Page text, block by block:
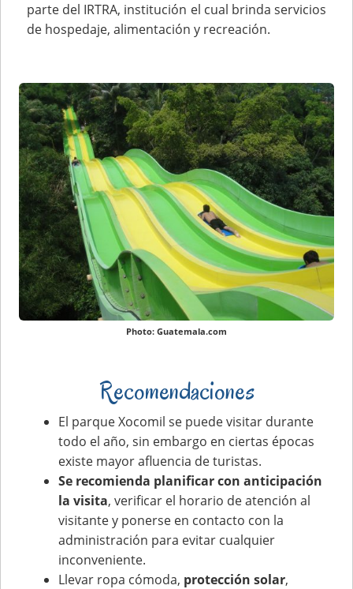
parte del IRTRA, institución el cual brinda servicios
de hospedaje, alimentación y recreación.
Photo: Guatemala.com
Recomendaciones
El parque Xocomil se puede visitar durante
todo el año, sin embargo en ciertas épocas
existe mayor afluencia de turistas.
Se recomienda planificar con anticipación
la visita, verificar el horario de atención al
visitante y ponerse en contacto con la
administración para evitar cualquier
inconveniente.
Llevar ropa cómoda, protección solar,